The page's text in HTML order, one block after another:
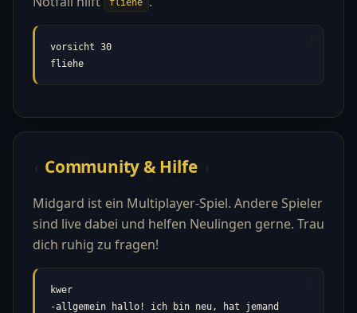
fliehe
vorsicht 30
fliehe
Community & Hilfe
Midgard ist ein Multiplayer-Spiel. Andere Spieler
sind live dabei und helfen Neulingen gerne. Trau
dich ruhig zu fragen!
kwer
-allgemein hallo! ich bin neu, hat jemand